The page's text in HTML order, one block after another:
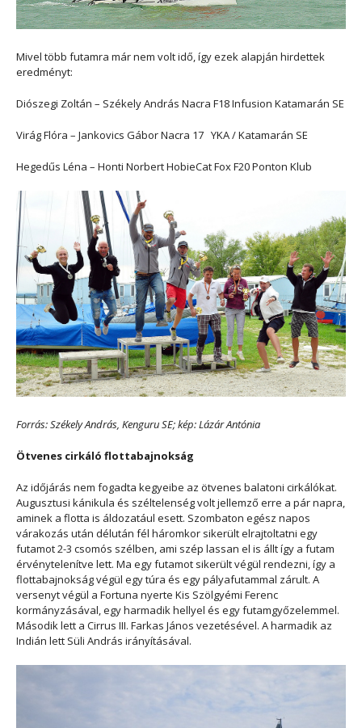
Mivel több futamra már nem volt idő, így ezek alapján hirdettek
eredményt:
Diószegi Zoltán – Székely András Nacra F18 Infusion Katamarán SE
Virág Flóra – Jankovics Gábor Nacra 17 YKA / Katamarán SE
Hegedűs Léna – Honti Norbert HobieCat Fox F20 Ponton Klub
Forrás: Székely András, Kenguru SE; kép: Lázár Antónia
Ötvenes cirkáló flottabajnokság
Az időjárás nem fogadta kegyeibe az ötvenes balatoni cirkálókat.
Augusztusi kánikula és széltelenség volt jellemző erre a pár napra,
aminek a flotta is áldozatául esett. Szombaton egész napos
várakozás után délután fél háromkor sikerült elrajtoltatni egy
futamot 2-3 csomós szélben, ami szép lassan el is állt így a futam
érvénytelenítve lett. Ma egy futamot sikerült végül rendezni, így a
flottabajnokság végül egy túra és egy pályafutammal zárult. A
versenyt végül a Fortuna nyerte Kis Szölgyémi Ferenc
kormányzásával, egy harmadik hellyel és egy futamgyőzelemmel.
Második lett a Cirrus III. Farkas János vezetésével. A harmadik az
Indián lett Süli András irányításával.